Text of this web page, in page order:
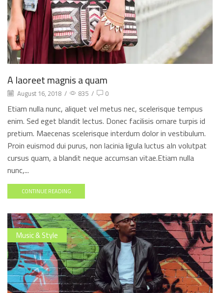
A laoreet magnis a quam
August 16, 2018 / 835 / 0
Etiam nulla nunc, aliquet vel metus nec, scelerisque tempus
enim. Sed eget blandit lectus. Donec facilisis ornare turpis id
pretium. Maecenas scelerisque interdum dolor in vestibulum.
Proin euismod dui purus, non lacinia ligula luctus aIn volutpat
cursus quam, a blandit neque accumsan vitae.Etiam nulla
nunc,...
CONTINUE READING
Music & Style